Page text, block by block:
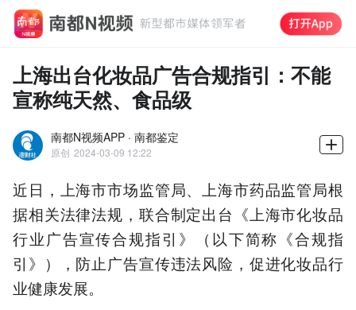
上海出台化妆品广告合规指引：不能
宣称纯天然、食品级
南都N视频APP · 南都鉴定
原创 2024-03-09 12:22
近日，上海市市场监管局、上海市药品监管局根
据相关法律法规，联合制定出台《上海市化妆品
行业广告宣传合规指引》（以下简称《合规指
引》），防止广告宣传违法风险，促进化妆品行
业健康发展。